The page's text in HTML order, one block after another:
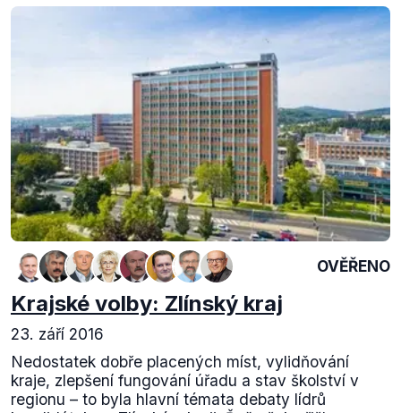
OVĚŘENO
Krajské volby: Zlínský kraj
23. září 2016
Nedostatek dobře placených míst, vylidňování
kraje, zlepšení fungování úřadu a stav školství v
regionu – to byla hlavní témata debaty lídrů